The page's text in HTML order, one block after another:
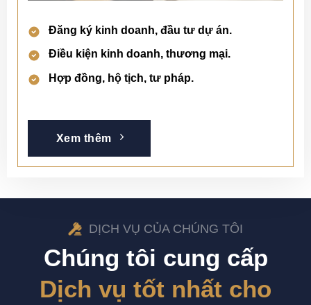
Đăng ký kinh doanh, đầu tư dự án.
Điều kiện kinh doanh, thương mại.
Hợp đồng, hộ tịch, tư pháp.
Xem thêm
DỊCH VỤ CỦA CHÚNG TÔI
Chúng tôi cung cấp
Dịch vụ tốt nhất cho